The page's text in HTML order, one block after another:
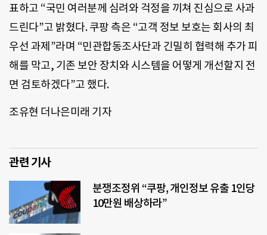
표하고 “국민 여러분께 심려와 걱정을 끼쳐 진심으로 사과
드린다”고 밝혔다. 쿠팡 측은 “고객 정보 보호는 회사의 최
우선 과제”라며 “민관합동조사단과 긴밀히 협력해 추가 피
해를 막고, 기존 보안 장치와 시스템을 어떻게 개선할지 전
면 검토하겠다”고 했다.
조유현 더나은미래 기자
관련 기사
분쟁조정위 “쿠팡, 개인정보 유출 1인당
10만원 배상하라”